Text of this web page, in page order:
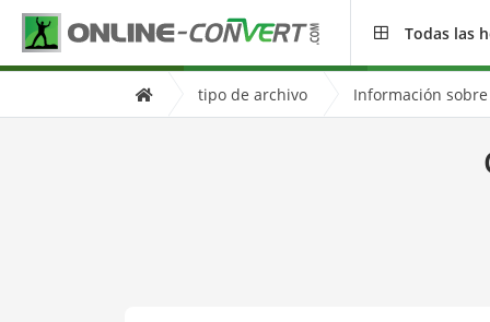
Todas las
tipo de archivo Información sobre